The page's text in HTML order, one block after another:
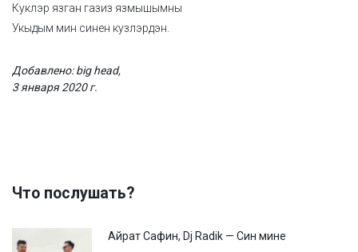
Куклэр язган газиз язмышымны
Укыдым мин синен кузлэрдэн.
Добавлено: big head,
3 января 2020 г.
Что послушать?
Айрат Сафин, Dj Radik — Син мине